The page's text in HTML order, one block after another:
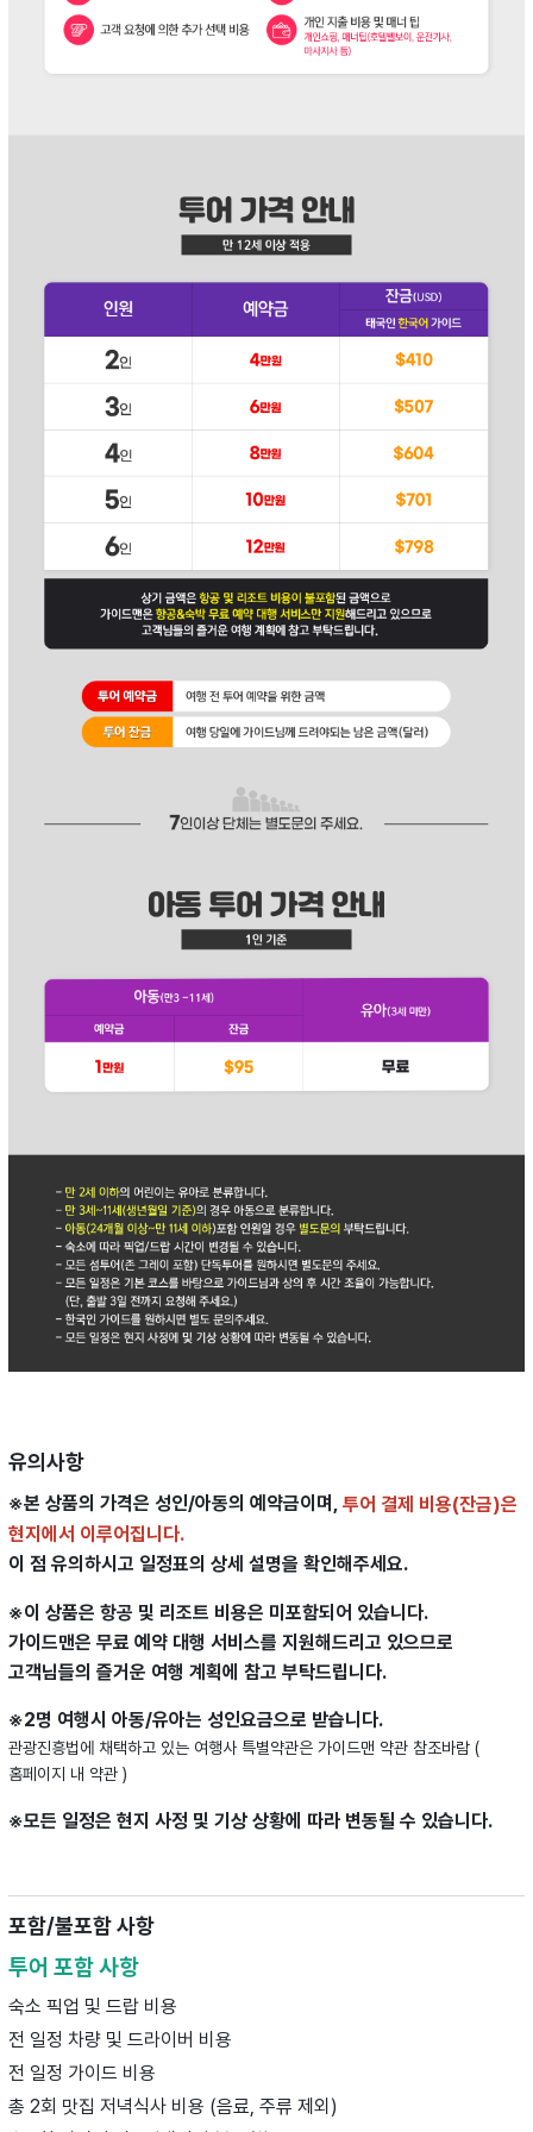
유의사항
※본 상품의 가격은 성인/아동의 예약금이며, 투어 결제 비용(잔금)은
현지에서 이루어집니다.
이 점 유의하시고 일정표의 상세 설명을 확인해주세요.
※이 상품은 항공 및 리조트 비용은 미포함되어 있습니다.
가이드맨은 무료 예약 대행 서비스를 지원해드리고 있으므로
고객님들의 즐거운 여행 계획에 참고 부탁드립니다.
※2명 여행시 아동/유아는 성인요금으로 받습니다.
관광진흥법에 채택하고 있는 여행사 특별약관은 가이드맨 약관 참조바람 (
홈페이지 내 약관 )
※모든 일정은 현지 사정 및 기상 상황에 따라 변동될 수 있습니다.
포함/불포함 사항
투어 포함 사항
숙소 픽업 및 드랍 비용
전 일정 차량 및 드라이버 비용
전 일정 가이드 비용
총 2회 맛집 저녁식사 비용 (음료, 주류 제외)